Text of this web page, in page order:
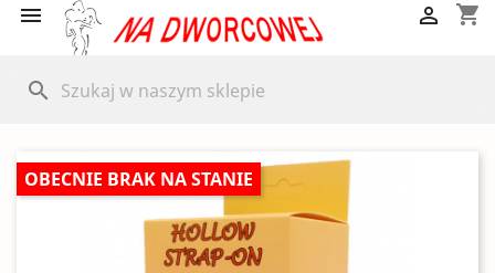
 shopping_cart

search
OBECNIE BRAK NA STANIE